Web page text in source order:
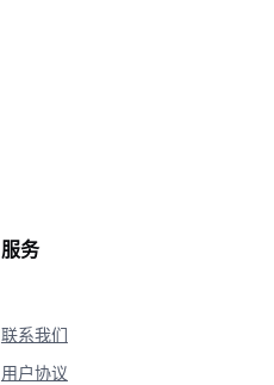
服务
联系我们
用户协议